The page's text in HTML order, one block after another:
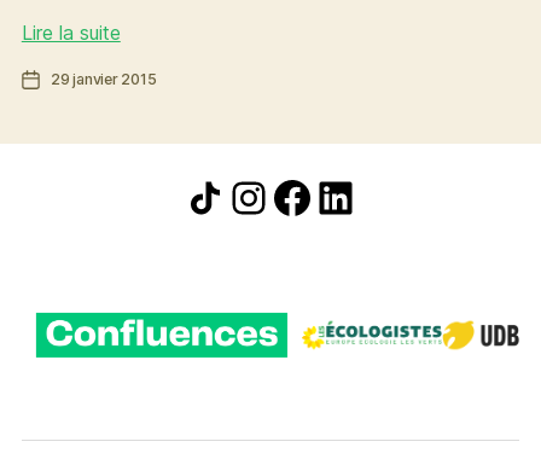
Lire la suitePour
taxe
séjour
équitable
Date29 janvier 2015
Icône de partage
Instagram
Facebook
LinkedIn